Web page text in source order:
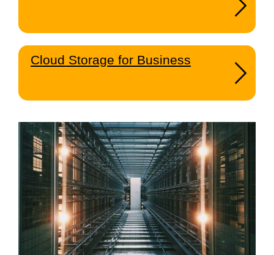
Cloud Storage for Business